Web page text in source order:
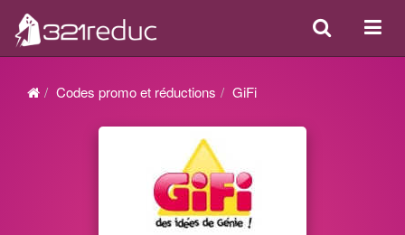
ou
Search
Codes promo et réductions GiFi